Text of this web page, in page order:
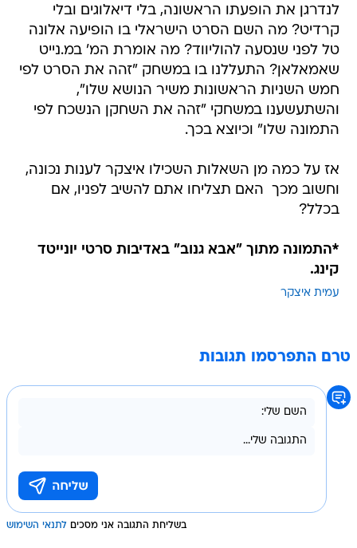
לנדרגן את הופעתו הראשונה, בלי דיאלוגים ובלי
קרדיט? מה השם הסרט הישראלי בו הופיעה אלונה
טל לפני שנסעה להוליווד? מה אומרת המ' במ.נייט
שאמאלאן? התעללנו בו במשחק "זהה את הסרט לפי
חמש השניות הראשונות משיר הנושא שלו",
והשתעשענו במשחקי "זהה את השחקן הנשכח לפי
התמונה שלו" וכיוצא בכך.
אז על כמה מן השאלות השכילו איצקר לענות נכונה,
וחשוב מכך  האם תצליחו אתם להשיב לפניו, אם
בכלל?
*התמונה מתוך "אבא גנוב" באדיבות סרטי יונייטד
קינג.
עמית איצקר
טרם התפרסמו תגובות
בשליחת התגובה אני מסכים לתנאי השימוש